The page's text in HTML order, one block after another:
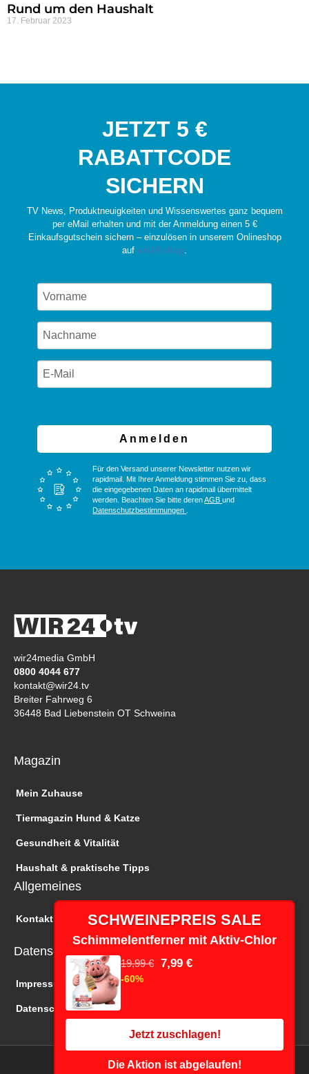
Rund um den Haushalt
17. Februar 2023
JETZT 5 €
RABATTCODE
SICHERN
TV News, Produktneuigkeiten und Wissenswertes ganz bequem
per eMail erhalten und mit der Anmeldung einen 5 €
Einkaufsgutschein sichern – einzulösen in unserem Onlineshop
auf wir24.shop
Anmelden
Für den Versand unserer Newsletter nutzen wir
rapidmail. Mit Ihrer Anmeldung stimmen Sie zu, dass
die eingegebenen Daten an rapidmail übermittelt
werden. Beachten Sie bitte derenAGBund
Datenschutzbestimmungen
wir24media GmbH
0800 4044 677
kontakt@wir24.tv
Breiter Fahrweg 6
36448 Bad Liebenstein OT Schweina
Magazin
Mein Zuhause
Tiermagazin Hund & Katze
Gesundheit & Vitalität
Haushalt & praktische Tipps
Allgemeines
Kontakt
Datenschutz
Impressum
Datenschutz
Copyright © 2026 Wir 24 TV | Online Shopping
SCHWEINEPREIS SALE
Schimmelentferner mit Aktiv-Chlor
19,99 € 7,99 €
-60%
Jetzt zuschlagen!
Die Aktion ist abgelaufen!